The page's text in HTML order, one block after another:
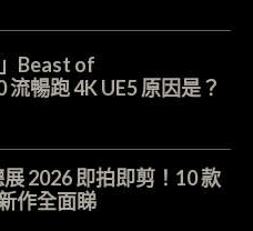
Beast of
暢跑 4K UE5 原因是？
2026 即拍即剪！10 款
作全面睇